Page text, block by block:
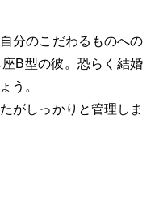
分のこだわるものへの
B型の彼。恐らく結婚
う。
がしっかりと管理しま